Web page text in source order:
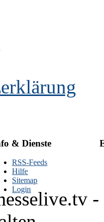
& Dienste
RSS-Feeds
Hilfe
Sitemap
Login
-